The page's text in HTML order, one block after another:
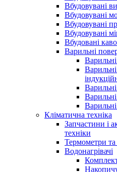
Вбудовувані
Вбудовувані
Вбудовувані
Вбудовувані
Вбудовані
Варильні
Варильні
Кліматична техніка
Запчастини і
техніки
Термометри та
Водонагрівачі